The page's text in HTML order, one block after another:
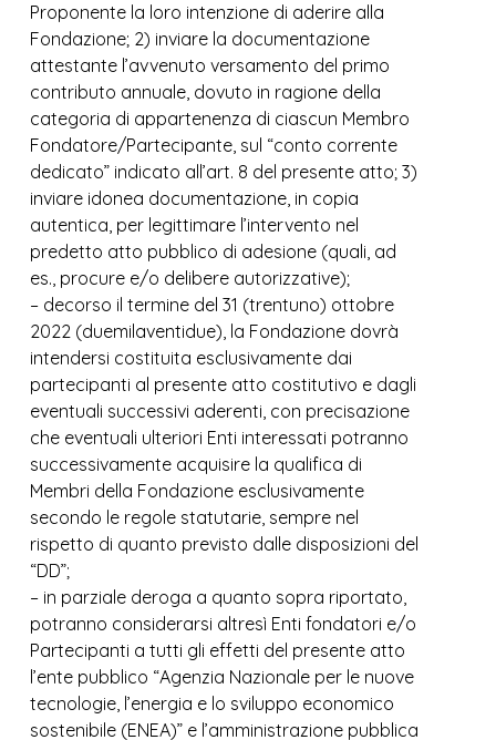
Proponente la loro intenzione di aderire alla
Fondazione; 2) inviare la documentazione
attestante l’avvenuto versamento del primo
contributo annuale, dovuto in ragione della
categoria di appartenenza di ciascun Membro
Fondatore/Partecipante, sul “conto corrente
dedicato” indicato all’art. 8 del presente atto; 3)
inviare idonea documentazione, in copia
autentica, per legittimare l’intervento nel
predetto atto pubblico di adesione (quali, ad
es., procure e/o delibere autorizzative);
– decorso il termine del 31 (trentuno) ottobre
2022 (duemilaventidue), la Fondazione dovrà
intendersi costituita esclusivamente dai
partecipanti al presente atto costitutivo e dagli
eventuali successivi aderenti, con precisazione
che eventuali ulteriori Enti interessati potranno
successivamente acquisire la qualifica di
Membri della Fondazione esclusivamente
secondo le regole statutarie, sempre nel
rispetto di quanto previsto dalle disposizioni del
“DD”;
– in parziale deroga a quanto sopra riportato,
potranno considerarsi altresì Enti fondatori e/o
Partecipanti a tutti gli effetti del presente atto
l’ente pubblico “Agenzia Nazionale per le nuove
tecnologie, l’energia e lo sviluppo economico
sostenibile (ENEA)” e l’amministrazione pubblica